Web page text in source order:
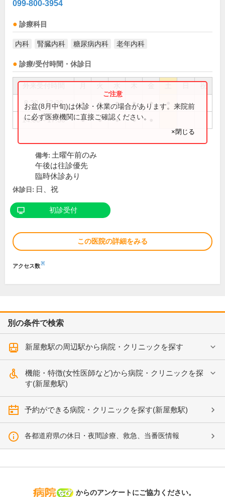
099-800-3954
診療科目
内科 腎臓内科 糖尿病内科 老年内科
診療/受付時間・休診日
祝
8:30～12:30 ● ● ● ● ●
14:00～17:30 ● ● ● ●
お盆(8月中旬)は休診・休業の場合があります。来院前
に必ず医療機関に直接ご確認ください。
×閉じる
備考: 土曜午前のみ
午後は往診優先
臨時休診あり
休診日: 日、祝
初診受付
この医院の詳細をみる
アクセス数※
別の条件で検索
新屋敷駅の周辺駅から病院・クリニックを探す
機能・特徴(女性医師など)から病院・クリニックを探
す(新屋敷駅)
予約ができる病院・クリニックを探す(新屋敷駅)
各都道府県の休日・夜間診療、救急、当番医情報
病院なび
からのアンケートにご協力ください。